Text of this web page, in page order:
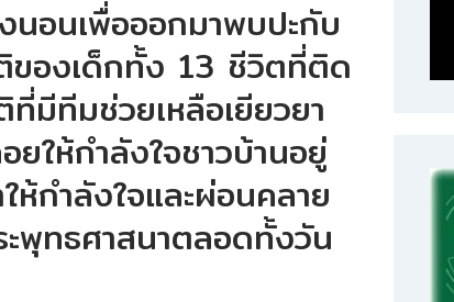
อนเพื่อออกมาพบปะกับ
องเด็กทั้ง 13 ชีวิตที่ติด
มีทีมช่วยเหลือเยียวยา
ยให้กำลังใจชาวบ้านอยู่
ห้กำลังใจและผ่อนคลาย
พุทธศาสนาตลอดทั้งวัน